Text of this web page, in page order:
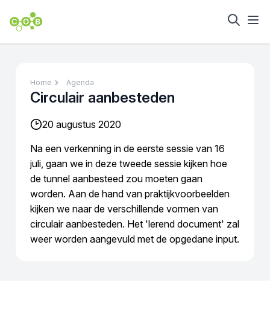
Home Agenda
Circulair aanbesteden
20 augustus 2020
Na een verkenning in de eerste sessie van 16
juli, gaan we in deze tweede sessie kijken hoe
de tunnel aanbesteed zou moeten gaan
worden. Aan de hand van praktijkvoorbeelden
kijken we naar de verschillende vormen van
circulair aanbesteden. Het 'lerend document' zal
weer worden aangevuld met de opgedane input.